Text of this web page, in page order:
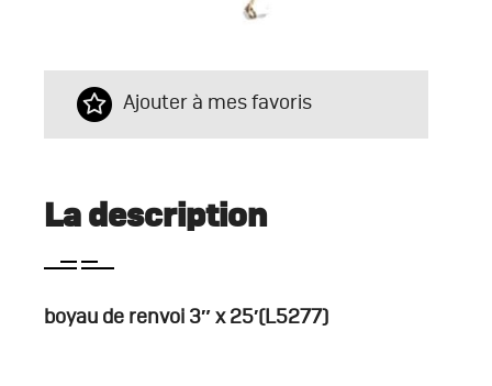
Ajouter à mes favoris
La description
boyau de renvoi 3″ x 25′(L5277)